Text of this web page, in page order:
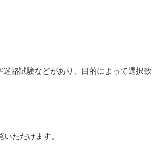
迷路試験などがあり、目的によって選択致
いただけます。